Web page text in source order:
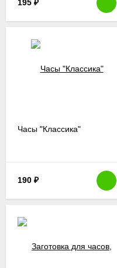
195 ₽
Часы "Классика"
190 ₽